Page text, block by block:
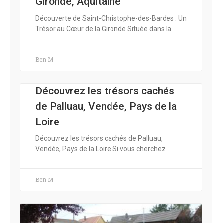
Découverte de Saint-Christophe-des-Bardes : Un
Trésor au Cœur de la Gironde Située dans la
Ben M
Découvrez les trésors cachés
de Palluau, Vendée, Pays de la
Loire
Découvrez les trésors cachés de Palluau,
Vendée, Pays de la Loire Si vous cherchez
Ben M